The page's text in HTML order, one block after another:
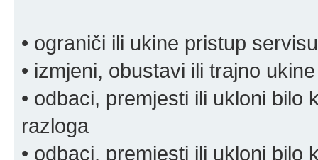
• ograniči ili ukine pristup servisu
• izmjeni, obustavi ili trajno
• odbaci, premjesti ili ukloni bilo
razloga
• odbaci, premjesti ili ukloni bilo